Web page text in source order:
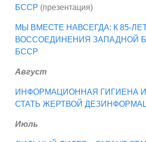
БССР (презентация)
МЫ ВМЕСТЕ НАВСЕГДА: К 85-
ВОССОЕДИНЕНИЯ ЗАПАДНОЙ
БССР
Август
ИНФОРМАЦИОННАЯ ГИГИЕНА
СТАТЬ ЖЕРТВОЙ
Июль